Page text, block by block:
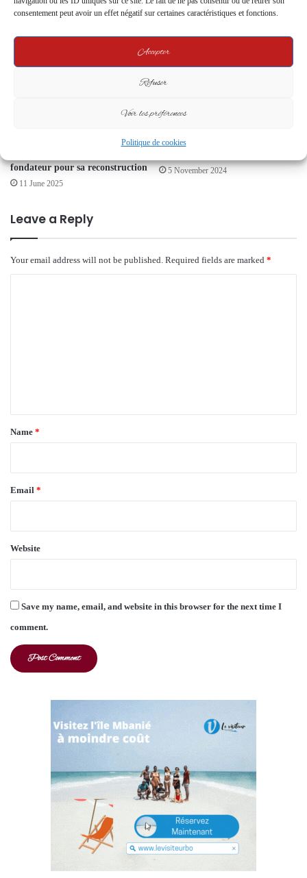
consentement peut avoir un effet négatif sur certaines caractéristiques et fonctions.
Accepter
Refuser
Voir les préférences
Politique de cookies
6 March 2025
19 July 2024
anniversaire d’Omar Bongo : le
fondateur pour sa reconstruction
11 June 2025
Rentrée Politique, Appelant à
5 November 2024
Leave a Reply
Your email address will not be published. Required fields are marked *
*
Name *
Email *
Website
Save my name, email, and website in this browser for the next time I
comment.